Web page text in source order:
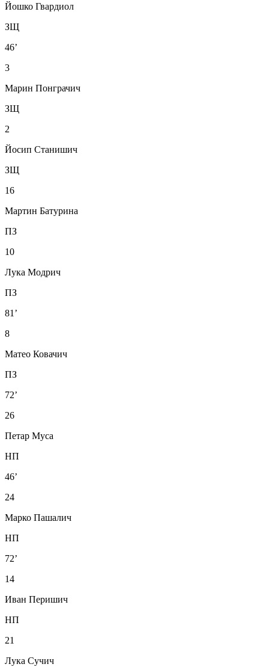
Йошко Гвардиол
ЗЩ
46’
3
Марин Понграчич
ЗЩ
2
Йосип Станишич
ЗЩ
16
Мартин Батурина
ПЗ
10
Лука Модрич
ПЗ
81’
8
Матео Ковачич
ПЗ
72’
26
Петар Муса
НП
46’
24
Марко Пашалич
НП
72’
14
Иван Перишич
НП
21
Лука Сучич